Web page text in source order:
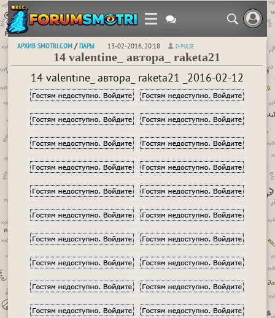
АРХИВ SMOTRI.COM /ПАРЫ 13-02-2016, 20:18 D-PULSE
14 valentine_ автора_ raketa21
14 valentine_ автора_ raketa21 _2016-02-12